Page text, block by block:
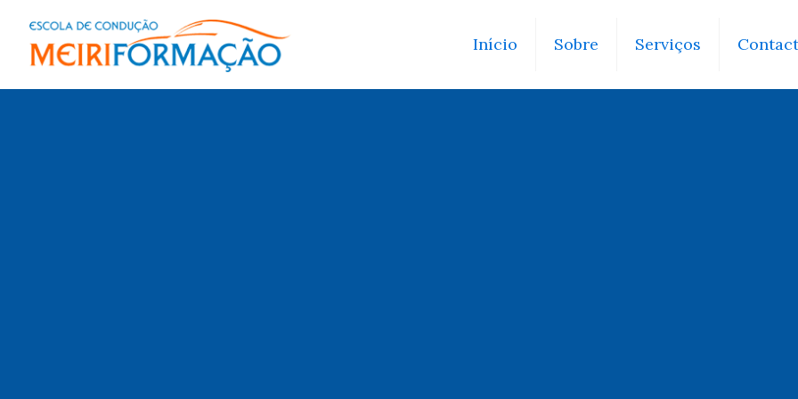
Início Sobre Serviços